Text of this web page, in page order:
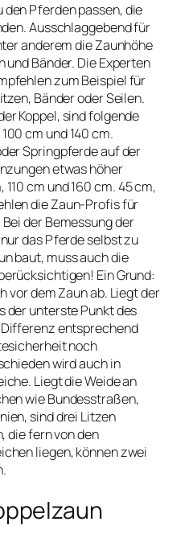
den Pferden passen, die
Ausschlaggebend für
anderem die Zaunhöhe
und Bänder. Die Experten
zum Beispiel für
Bänder oder Seilen.
Koppel, sind folgende
cm und 140 cm.
Springpferde auf der
etwas höher
cm und 160 cm. 45 cm,
die Zaun-Profis für
der Bemessung der
das Pferde selbst zu
baut, muss auch die
Ein Grund:
vor dem Zaun ab. Liegt der
der unterste Punkt des
entsprechend
noch
wird auch in
Liegt die Weide an
wie Bundesstraßen,
sind drei Litzen
die fern von den
liegen, können zwei